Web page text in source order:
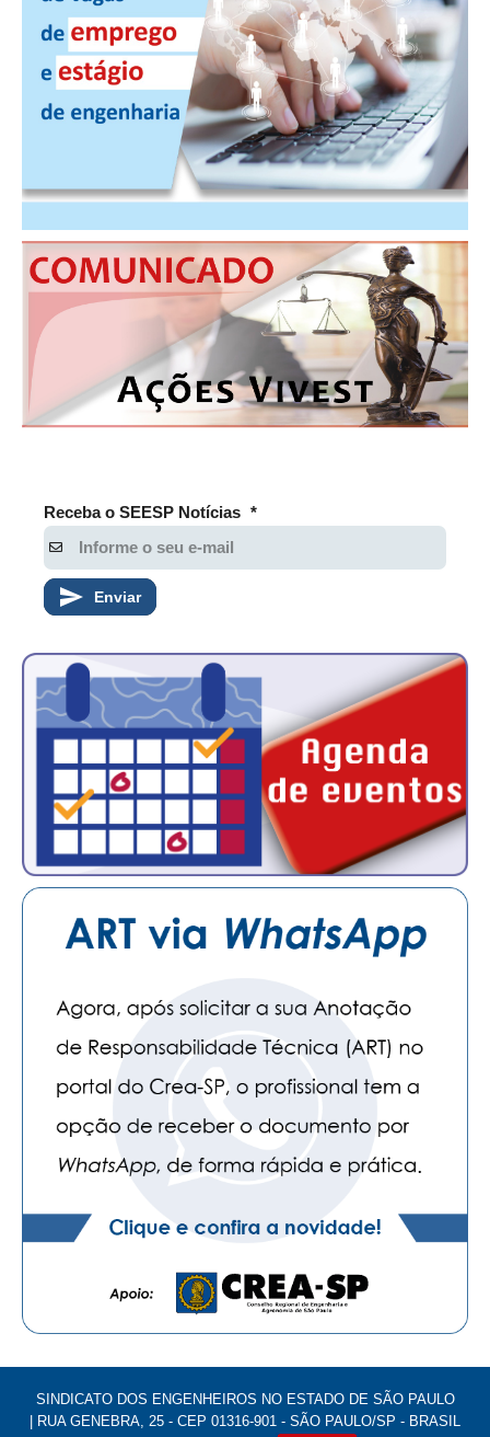
Receba o SEESP Notícias *
Enviar
SINDICATO DOS ENGENHEIROS NO ESTADO DE SÃO PAULO
| RUA GENEBRA, 25 - CEP 01316-901 - SÃO PAULO/SP - BRASIL